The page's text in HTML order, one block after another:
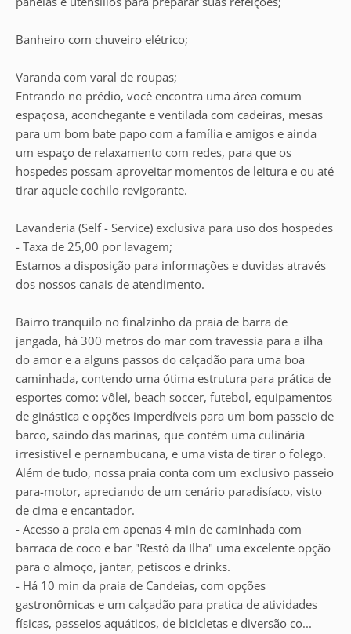
Banheiro com chuveiro elétrico;
Varanda com varal de roupas;
Entrando no prédio, você encontra uma área comum
espaçosa, aconchegante e ventilada com cadeiras, mesas
para um bom bate papo com a família e amigos e ainda
um espaço de relaxamento com redes, para que os
hospedes possam aproveitar momentos de leitura e ou até
tirar aquele cochilo revigorante.
Lavanderia (Self - Service) exclusiva para uso dos hospedes
- Taxa de 25,00 por lavagem;
Estamos a disposição para informações e duvidas através
dos nossos canais de atendimento.
Bairro tranquilo no finalzinho da praia de barra de
jangada, há 300 metros do mar com travessia para a ilha
do amor e a alguns passos do calçadão para uma boa
caminhada, contendo uma ótima estrutura para prática de
esportes como: vôlei, beach soccer, futebol, equipamentos
de ginástica e opções imperdíveis para um bom passeio de
barco, saindo das marinas, que contém uma culinária
irresistível e pernambucana, e uma vista de tirar o folego.
Além de tudo, nossa praia conta com um exclusivo passeio
para-motor, apreciando de um cenário paradisíaco, visto
de cima e encantador.
- Acesso a praia em apenas 4 min de caminhada com
barraca de coco e bar "Restô da Ilha" uma excelente opção
para o almoço, jantar, petiscos e drinks.
- Há 10 min da praia de Candeias, com opções
gastronômicas e um calçadão para pratica de atividades
físicas, passeios aquáticos, de bicicletas e diversão co...